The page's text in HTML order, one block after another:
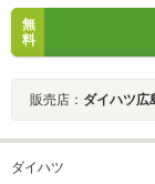
無
料
販売店： ダイハツ広
ダイハツ